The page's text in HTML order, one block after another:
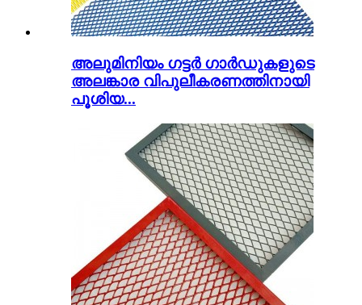
അലുമിനിയം ഗട്ടർ ഗാർഡുകളുടെ
അലങ്കാര വിപുലീകരണത്തിനായി
പൂശിയ...